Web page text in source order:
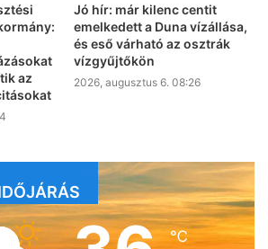
az
Jó hír: már kilenc centit
emelkedett a Duna vízállása,
és eső várható az osztrák
vízgyűjtőkön
2026, augusztus 6. 08:26
℃